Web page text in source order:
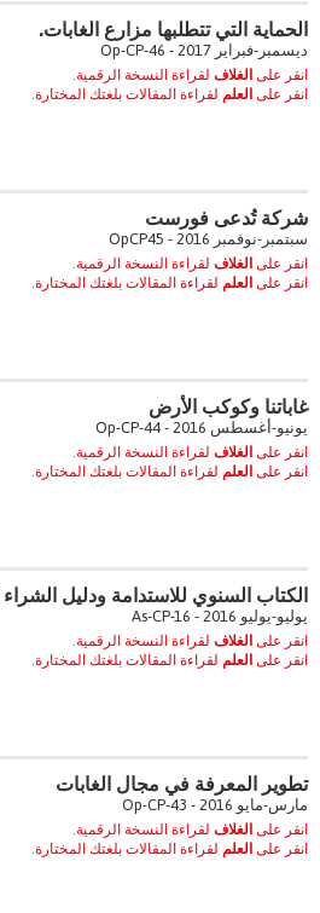
الحماية التي تتطلبها مزارع الغابات.
ديسمبر-فبراير 2017 - Op-CP-46
انقر على الغلاف لقراءة النسخة الرقمية.
انقر على العلم لقراءة المقالات بلغتك المختارة.
شركة تُدعى فورست
سبتمبر-نوفمبر 2016 - OpCP45
انقر على الغلاف لقراءة النسخة الرقمية.
انقر على العلم لقراءة المقالات بلغتك المختارة.
غاباتنا وكوكب الأرض
يونيو-أغسطس 2016 - Op-CP-44
انقر على الغلاف لقراءة النسخة الرقمية.
انقر على العلم لقراءة المقالات بلغتك المختارة.
الكتاب السنوي للاستدامة ودليل الشراء 2016
يوليو-يوليو 2016 - As-CP-16
انقر على الغلاف لقراءة النسخة الرقمية.
انقر على العلم لقراءة المقالات بلغتك المختارة.
تطوير المعرفة في مجال الغابات
مارس-مايو 2016 - Op-CP-43
انقر على الغلاف لقراءة النسخة الرقمية.
انقر على العلم لقراءة المقالات بلغتك المختارة.